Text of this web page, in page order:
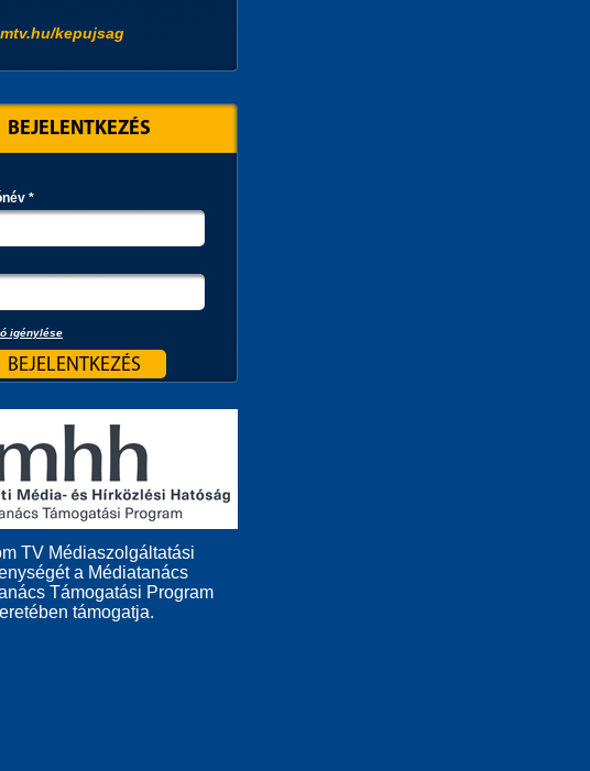
kepujsag
BEJELENTKEZÉS
*
igénylése
TV Médiaszolgáltatási
a Médiatanács
Támogatási Program
támogatja.